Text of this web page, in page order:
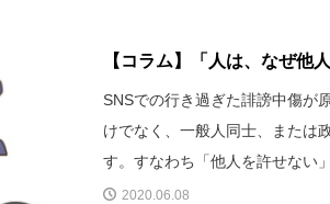
【コラム】「人は、なぜ他
SNSでの行き過ぎた誹謗中傷が
けでなく、一般人同士、または
す。すなわち「他人を許せない
2020.06.08